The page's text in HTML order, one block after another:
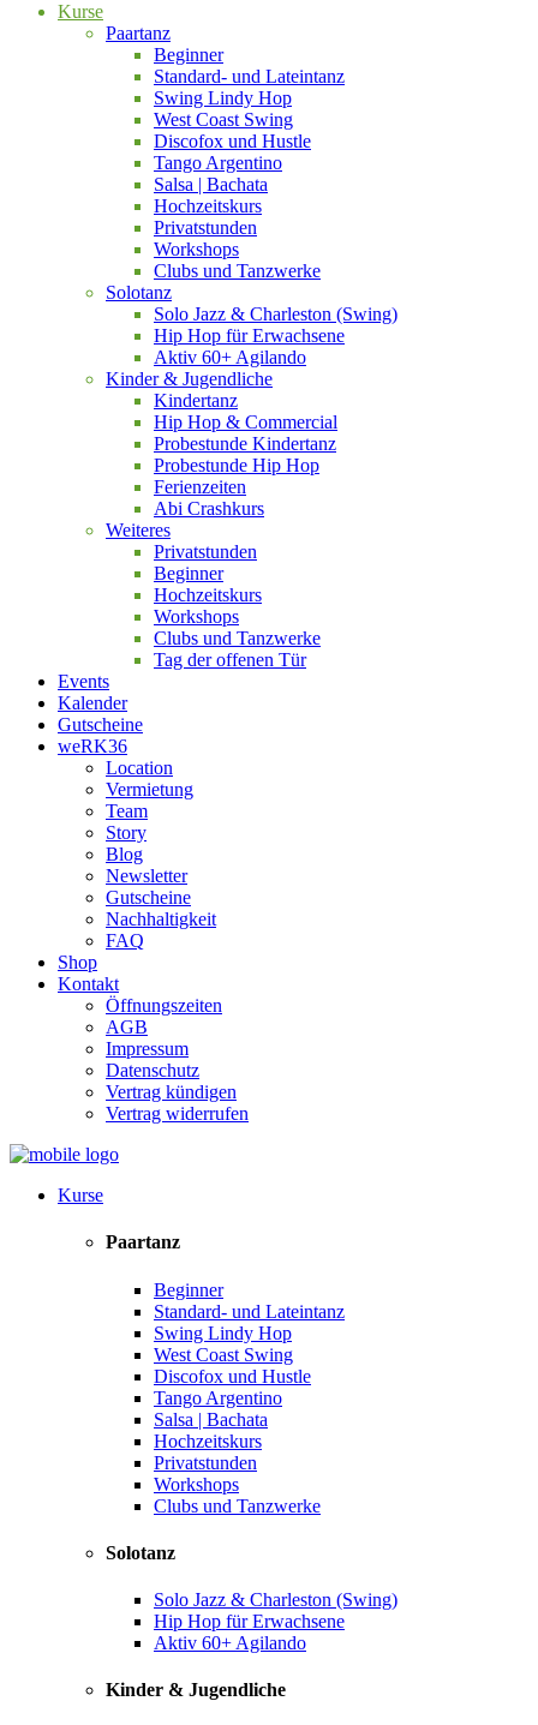
Kurse
Paartanz
Beginner
Standard- und Lateintanz
Swing Lindy Hop
West Coast Swing
Discofox und Hustle
Tango Argentino
Salsa | Bachata
Hochzeitskurs
Privatstunden
Workshops
Clubs und Tanzwerke
Solotanz
Solo Jazz & Charleston (Swing)
Hip Hop für Erwachsene
Aktiv 60+ Agilando
Kinder & Jugendliche
Kindertanz
Hip Hop & Commercial
Probestunde Kindertanz
Probestunde Hip Hop
Ferienzeiten
Abi Crashkurs
Weiteres
Privatstunden
Beginner
Hochzeitskurs
Workshops
Clubs und Tanzwerke
Tag der offenen Tür
Events
Kalender
Gutscheine
weRK36
Location
Vermietung
Team
Story
Blog
Newsletter
Gutscheine
Nachhaltigkeit
FAQ
Shop
Kontakt
Öffnungszeiten
AGB
Impressum
Datenschutz
Vertrag kündigen
Vertrag widerrufen
Kurse
Paartanz
Beginner
Standard- und Lateintanz
Swing Lindy Hop
West Coast Swing
Discofox und Hustle
Tango Argentino
Salsa | Bachata
Hochzeitskurs
Privatstunden
Workshops
Clubs und Tanzwerke
Solotanz
Solo Jazz & Charleston (Swing)
Hip Hop für Erwachsene
Aktiv 60+ Agilando
Kinder & Jugendliche